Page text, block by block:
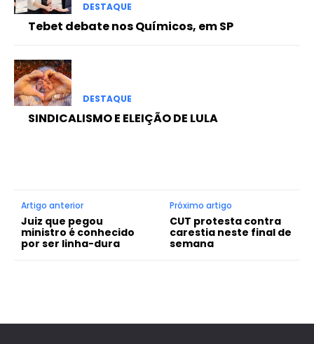
DESTAQUE
Tebet debate nos Químicos, em SP
DESTAQUE
SINDICALISMO E ELEIÇÃO DE LULA
Artigo anterior
Juiz que pegou
ministro é conhecido
por ser linha-dura
Próximo artigo
CUT protesta contra
carestia neste final de
semana